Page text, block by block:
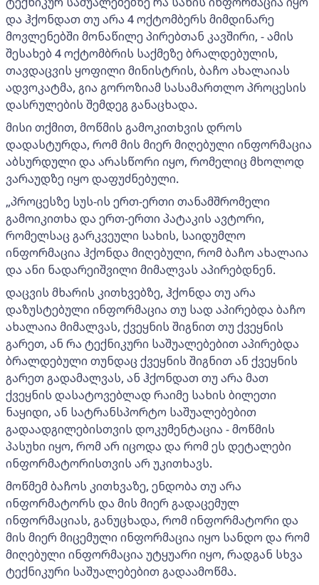
და ჰქონდათ თუ არა 4 ოქტომბერს მიმდინარე
მოვლენებში მონაწილე პირებთან კავშირი, - ამის
შესახებ 4 ოქტომბრის საქმეზე ბრალდებულის,
თავდაცვის ყოფილი მინისტრის, ბაჩო ახალაიას
ადვოკატმა, გია გოროზიამ სასამართლო პროცესის
დასრულების შემდეგ განაცხადა.
მისი თქმით, მოწმის გამოკითხვის დროს
დადასტურდა, რომ მის მიერ მიღებული ინფორმაცია
აბსურდული და არასწორი იყო, რომელიც მხოლოდ
ვარაუდზე იყო დაფუძნებული.
„პროცესზე სუს-ის ერთ-ერთი თანამშრომელი
გამოიკითხა და ერთ-ერთი პატაკის ავტორი,
რომელსაც გარკვეული სახის, საიდუმლო
ინფორმაცია ჰქონდა მიღებული, რომ ბაჩო ახალაია
და ანი ნადარეიშვილი მიმალვას აპირებდნენ.
დაცვის მხარის კითხვებზე, ჰქონდა თუ არა
დაზუსტებული ინფორმაცია თუ სად აპირებდა ბაჩო
ახალაია მიმალვას, ქვეყნის შიგნით თუ ქვეყნის
გარეთ, ან რა ტექნიკური საშუალებებით აპირებდა
ბრალდებული თუნდაც ქვეყნის შიგნით ან ქვეყნის
გარეთ გადამალვას, ან ჰქონდათ თუ არა მათ
ქვეყნის დასატოვებლად რაიმე სახის ბილეთი
ნაყიდი, ან სატრანსპორტო საშუალებებით
გადაადგილებისთვის დოკუმენტაცია - მოწმის
პასუხი იყო, რომ არ იცოდა და რომ ეს დეტალები
ინფორმატორისთვის არ უკითხავს.
მოწმემ ბაჩოს კითხვაზე, ენდობა თუ არა
ინფორმატორს და მის მიერ გადაცემულ
ინფორმაციას, განუცხადა, რომ ინფორმატორი და
მის მიერ მიცემული ინფორმაცია იყო სანდო და რომ
მიღებული ინფორმაცია უტყუარი იყო, რადგან სხვა
ტექნიკური საშუალებებით გადაამოწმა.